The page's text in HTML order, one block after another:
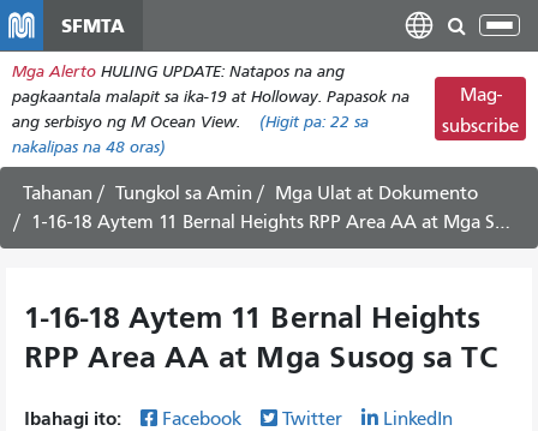
pangunahing
nilalaman
SFMTA
I-
ang
Mga Alerto HULING UPDATE: Natapos na ang
pagkaantala malapit sa ika-19 at Holloway. Papasok na
ang serbisyo ng M Ocean View.
(Higit pa: 22 sa
nakalipas na 48 oras)
Mag-
subscribe
Tahanan Tungkol sa Amin
Mga Ulat at Dokumento
1-16-18 Aytem 11 Bernal Heights RPP Area AA at Mga Susog sa TC
1-16-18 Aytem 11 Bernal Heights
RPP Area AA at Mga Susog sa TC
Ibahagi ito: Facebook Twitter LinkedIn